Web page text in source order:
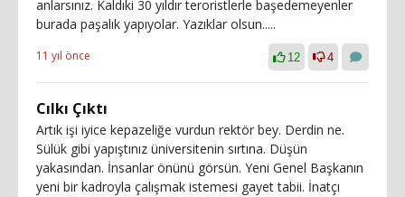
anlarsınız. Kaldıki 30 yıldır teroristlerle başedemeyenler
burada paşalık yapıyolar. Yazıklar olsun.....
11 yıl önce 12 4
Cılkı Çıktı
Artık işi iyice kepazeliğe vurdun rektör bey. Derdin ne.
Sülük gibi yapıştınız üniversitenin sırtına. Düşün
yakasından. İnsanlar önünü görsün. Yeni Genel Başkanın
yeni bir kadroyla çalışmak istemesi gayet tabii. İnatçı